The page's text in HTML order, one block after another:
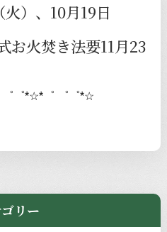
）、10月19日
お火焚き法要11月23
゜*☆*゜ ゜゜*☆
リー